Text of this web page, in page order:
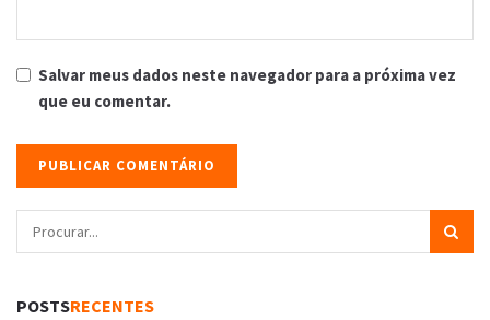
Salvar meus dados neste navegador para a próxima vez
que eu comentar.
POSTSRECENTES